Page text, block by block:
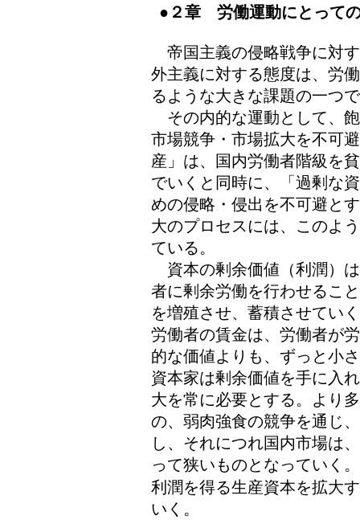
●２章 労働運動にとって
帝国主義の侵略戦争に対
外主義に対する態度は、労
るような大きな課題の一つ
その内的な運動として、
市場競争・市場拡大を不可
産」は、国内労働者階級を
でいくと同時に、「過剰な
めの侵略・侵出を不可避と
大のプロセスには、このよ
ている。
資本の剰余価値（利潤）
者に剰余労働を行わせるこ
を増殖させ、蓄積させてい
労働者の賃金は、労働者が
的な価値よりも、ずっと小
資本家は剰余価値を手に入
大を常に必要とする。より
の、弱肉強食の競争を通じ
し、それにつれ国内市場は
って狭いものとなっていく
利潤を得る生産資本を拡大
いく。